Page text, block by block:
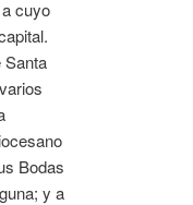
cuyo
Santa
Bodas
y a